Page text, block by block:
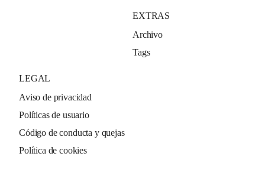
EXTRAS
Archivo
Tags
LEGAL
Aviso de privacidad
Políticas de usuario
Código de conducta y quejas
Política de cookies